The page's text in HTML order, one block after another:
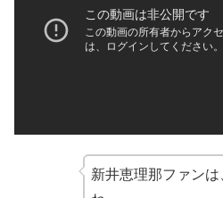
新井恵理那ファン